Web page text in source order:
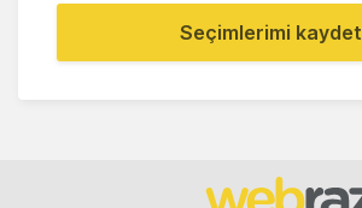
Seçimlerimi kaydet